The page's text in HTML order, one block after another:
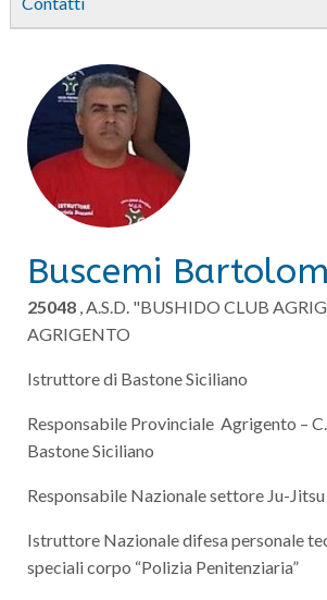
Buscemi
25048, A.S.D. "BUSHIDO CLUB
AGRIGENTO
Istruttore di Bastone Siciliano
Responsabile Provinciale Agrigento –
Bastone Siciliano
Responsabile Nazionale settore Ju-
Istruttore Nazionale difesa personale
speciali corpo “Polizia Penitenziaria”